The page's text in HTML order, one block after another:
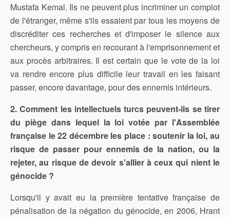
Mustafa Kemal. Ils ne peuvent plus incriminer un complot
de l'étranger, même s'ils essaient par tous les moyens de
discréditer ces recherches et d'imposer le silence aux
chercheurs, y compris en recourant à l'emprisonnement et
aux procès arbitraires. Il est certain que le vote de la loi
va rendre encore plus difficile leur travail en les faisant
passer, encore davantage, pour des ennemis intérieurs.
2. Comment les intellectuels turcs peuvent-ils se tirer
du piège dans lequel la loi votée par l'Assemblée
française le 22 décembre les place : soutenir la loi, au
risque de passer pour ennemis de la nation, ou la
rejeter, au risque de devoir s'allier à ceux qui nient le
génocide ?
Lorsqu'il y avait eu la première tentative française de
pénalisation de la négation du génocide, en 2006, Hrant